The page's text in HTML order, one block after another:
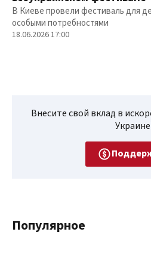
В Киеве провели фестиваль для
особыми потребностями
18.06.2026 17:00
Внесите свой вклад в
Популярное